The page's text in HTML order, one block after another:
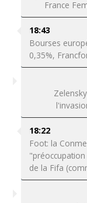
France
18:43
Bourses
0,35%,
18:22
Foot: la
de la Fifa